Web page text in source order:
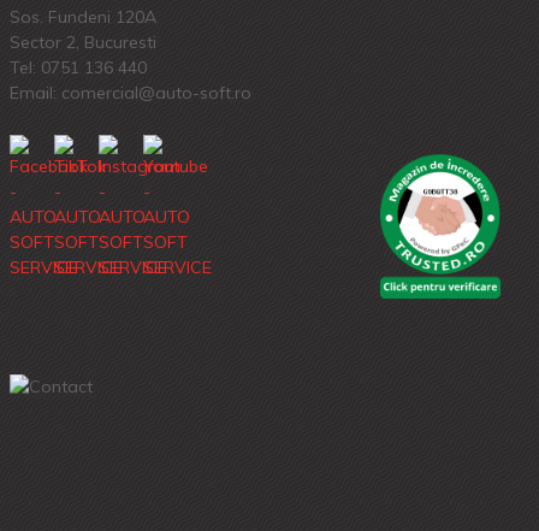
Sos. Fundeni 120A
Sector 2, Bucuresti
Tel: 0751 136 440
Email: comercial@auto-soft.ro